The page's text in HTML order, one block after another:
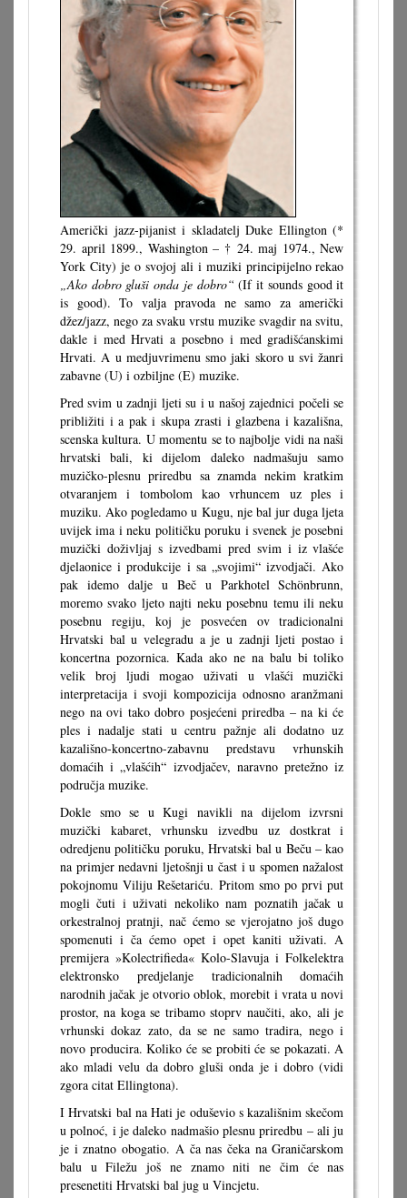
Američki jazz-pijanist i skladatelj Duke Ellington (*
29. april 1899., Washington – † 24. maj 1974., New
York City) je o svojoj ali i muziki principijelno rekao
„Ako dobro gluši onda je dobro“ (If it sounds good it
is good). To valja pravoda ne samo za američki
džez/jazz, nego za svaku vrstu muzike svagdir na svitu,
dakle i med Hrvati a posebno i med gradišćanskimi
Hrvati. A u medjuvrimenu smo jaki skoro u svi žanri
zabavne (U) i ozbiljne (E) muzike.
Pred svim u zadnji ljeti su i u našoj zajednici počeli se
približiti i a pak i skupa zrasti i glazbena i kazališna,
scenska kultura. U momentu se to najbolje vidi na naši
hrvatski bali, ki dijelom daleko nadmašuju samo
muzičko-plesnu priredbu sa znamda nekim kratkim
otvaranjem i tombolom kao vrhuncem uz ples i
muziku. Ako pogledamo u Kugu, nje bal jur duga ljeta
uvijek ima i neku političku poruku i svenek je posebni
muzički doživljaj s izvedbami pred svim i iz vlašće
djelaonice i produkcije i sa „svojimi“ izvodjači. Ako
pak idemo dalje u Beč u Parkhotel Schönbrunn,
moremo svako ljeto najti neku posebnu temu ili neku
posebnu regiju, koj je posvećen ov tradicionalni
Hrvatski bal u velegradu a je u zadnji ljeti postao i
koncertna pozornica. Kada ako ne na balu bi toliko
velik broj ljudi mogao uživati u vlašći muzički
interpretacija i svoji kompozicija odnosno aranžmani
nego na ovi tako dobro posjećeni priredba – na ki će
ples i nadalje stati u centru pažnje ali dodatno uz
kazališno-koncertno-zabavnu predstavu vrhunskih
domaćih i „vlašćih“ izvodjačev, naravno pretežno iz
područja muzike.
Dokle smo se u Kugi navikli na dijelom izvrsni
muzički kabaret, vrhunsku izvedbu uz dostkrat i
odredjenu političku poruku, Hrvatski bal u Beču – kao
na primjer nedavni ljetošnji u čast i u spomen nažalost
pokojnomu Viliju Rešetariću. Pritom smo po prvi put
mogli čuti i uživati nekoliko nam poznatih jačak u
orkestralnoj pratnji, nač ćemo se vjerojatno još dugo
spomenuti i ča ćemo opet i opet kaniti uživati. A
premijera »Kolectrifieda« Kolo-Slavuja i Folkelektra
elektronsko predjelanje tradicionalnih domaćih
narodnih jačak je otvorio oblok, morebit i vrata u novi
prostor, na koga se tribamo stoprv naučiti, ako, ali je
vrhunski dokaz zato, da se ne samo tradira, nego i
novo producira. Koliko će se probiti će se pokazati. A
ako mladi velu da dobro gluši onda je i dobro (vidi
zgora citat Ellingtona).
I Hrvatski bal na Hati je oduševio s kazališnim skečom
u polnoć, i je daleko nadmašio plesnu priredbu – ali ju
je i znatno obogatio. A ča nas čeka na Graničarskom
balu u Filežu još ne znamo niti ne čim će nas
presenetiti Hrvatski bal jug u Vincjetu.